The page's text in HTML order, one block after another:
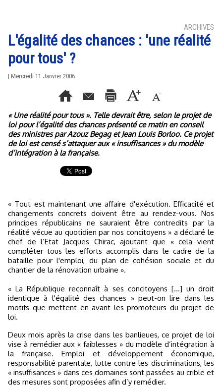
ARCHIVES
L'égalité des chances : 'une réalité
pour tous' ?
| Mercredi 11 Janvier 2006
« Une réalité pour tous ». Telle devrait être, selon le projet de
loi pour l’égalité des chances présenté ce matin en conseil
des ministres par Azouz Begag et Jean Louis Borloo. Ce projet
de loi est censé s’attaquer aux « insuffisances » du modèle
d’intégration à la française.
« Tout est maintenant une affaire d'exécution. Efficacité et
changements concrets doivent être au rendez-vous. Nos
principes républicains ne sauraient être contredits par la
réalité vécue au quotidien par nos concitoyens » a déclaré le
chef de l’Etat Jacques Chirac, ajoutant que « cela vient
compléter tous les efforts accomplis dans le cadre de la
bataille pour l'emploi, du plan de cohésion sociale et du
chantier de la rénovation urbaine ».
« La République reconnaît à ses concitoyens […] un droit
identique à l'égalité des chances » peut-on lire dans les
motifs que mettent en avant les promoteurs du projet de
loi.
Deux mois après la crise dans les banlieues, ce projet de loi
vise à remédier aux « faiblesses » du modèle d’intégration à
la française. Emploi et développement économique,
responsabilité parentale, lutte contre les discriminations, les
« insuffisances » dans ces domaines sont passées au crible et
des mesures sont proposées afin d’y remédier.